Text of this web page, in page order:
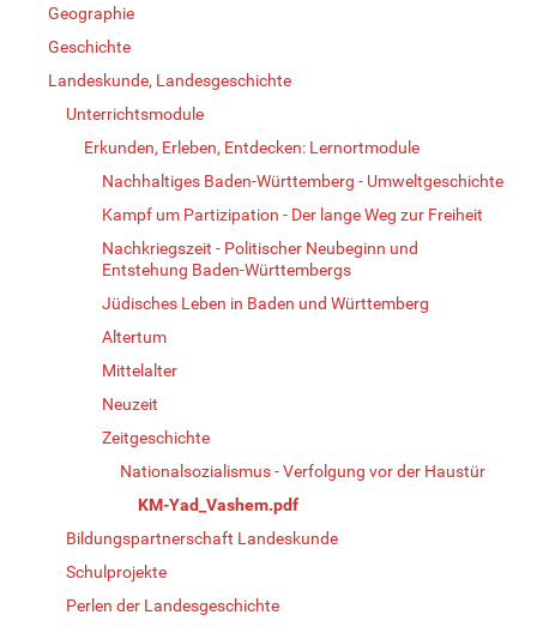
Geographie
Geschichte
Landeskunde, Landesgeschichte
Unterrichtsmodule
Erkunden, Erleben, Entdecken: Lernortmodule
Nachhaltiges Baden-Württemberg - Umweltgeschichte
Kampf um Partizipation - Der lange Weg zur Freiheit
Nachkriegszeit - Politischer Neubeginn und
Entstehung Baden-Württembergs
Jüdisches Leben in Baden und Württemberg
Altertum
Mittelalter
Neuzeit
Zeitgeschichte
Nationalsozialismus - Verfolgung vor der Haustür
KM-Yad_Vashem.pdf
Bildungspartnerschaft Landeskunde
Schulprojekte
Perlen der Landesgeschichte